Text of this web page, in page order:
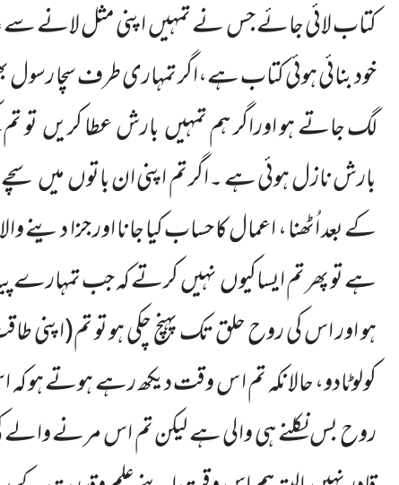
کتاب لائی جائے جس نے تمہیںاپنی مثل لانے سے
خود بنائی ہوئی کتاب ہے،اگر تمہاری طرف سچا رسول
لگ جاتے ہو اوراگر ہم تمہیںبارش عطا کریںتو
بارش نازل ہوئی ہے ۔اگر تم اپنی ان باتوںمیں
کے بعد اُٹھنا ، اعمال کا حساب کیا جانا اور جزا دینے
ہے تو پھر تم ایساکیوںنہیںکرتے کہ جب تمہارے
ہو اور اس کی روح حلق تک پہنچ چکی ہو تو تم(اپنی
کولوٹادو، حالانکہ تم ا س وقت دیکھ رہے ہوتے
روح بس نکلنے ہی والی ہے لیکن تم اس مرنے